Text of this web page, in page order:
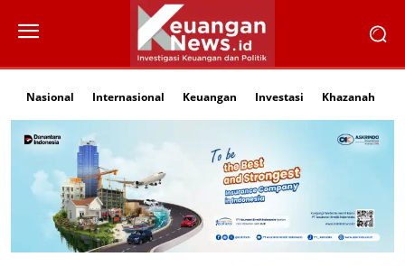
Nasional Internasional Keuangan Investasi Khazanah